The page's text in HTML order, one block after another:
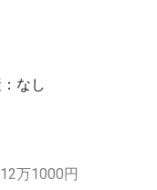
なし
万1000円